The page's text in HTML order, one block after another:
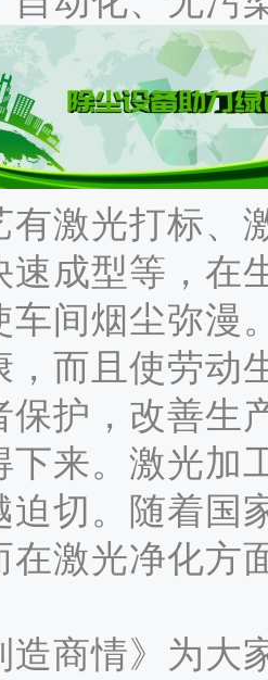
有激光打标、
速成型等，在
车间烟尘弥漫
，而且使劳动
保护，改善生
下来。激光加
迫切。随着国
在激光净化方
造商情》为大